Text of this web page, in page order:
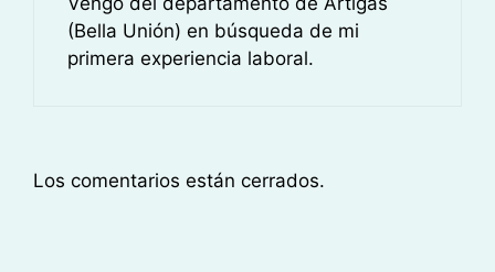
(Bella Unión) en búsqueda de mi
primera experiencia laboral.
Los comentarios están cerrados.